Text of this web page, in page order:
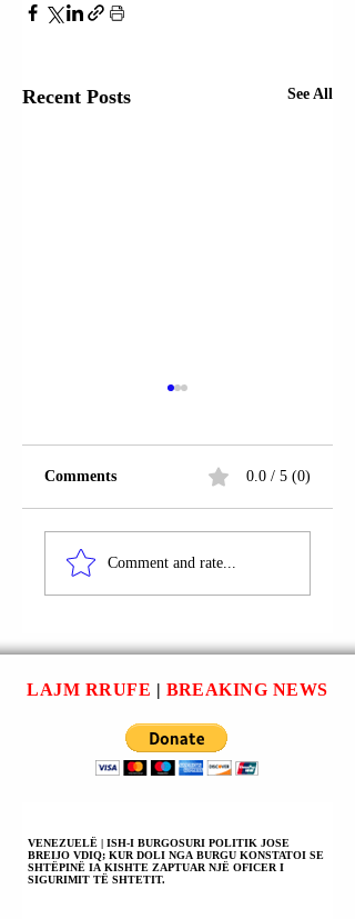
Recent Posts See All
OKB | IRANI:
SULMET AJRORE
NJERËZIMIT; KJO
ËSHTË LUFTË
KUNDËR KARTËS
SË OKB-së.
Comments 0.0 / 5 (0)
Comment and rate...
LAJM RRUFE | BREAKING NEWS
VENEZUELË | ISH-I BURGOSURI POLITIK JOSE
BREIJO VDIQ; KUR DOLI NGA BURGU KONSTATOI SE
SHTËPINË IA KISHTE ZAPTUAR NJË OFICER I
SIGURIMIT TË SHTETIT.